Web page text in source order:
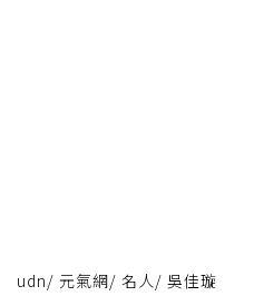
udn/ 元氣網/ 名人/ 吳佳璇